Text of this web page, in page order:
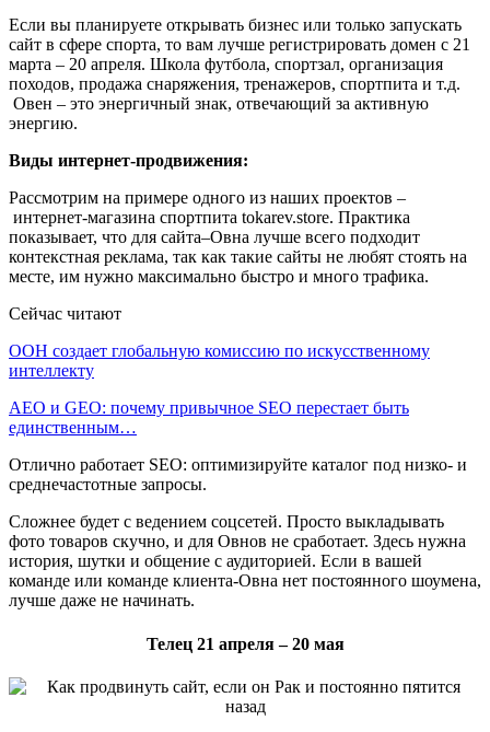
Если вы планируете открывать бизнес или только запускать
сайт в сфере спорта, то вам лучше регистрировать домен с 21
марта – 20 апреля. Школа футбола, спортзал, организация
походов, продажа снаряжения, тренажеров, спортпита и т.д.
Овен – это энергичный знак, отвечающий за активную
энергию.
Виды интернет-продвижения:
Рассмотрим на примере одного из наших проектов –
интернет-магазина спортпита tokarev.store. Практика
показывает, что для сайта–Овна лучше всего подходит
контекстная реклама, так как такие сайты не любят стоять на
месте, им нужно максимально быстро и много трафика.
Сейчас читают
ООН создает глобальную комиссию по искусственному
интеллекту
AEO и GEO: почему привычное SEO перестает быть
единственным…
Отлично работает SEO: оптимизируйте каталог под низко- и
среднечастотные запросы.
Сложнее будет с ведением соцсетей. Просто выкладывать
фото товаров скучно, и для Овнов не сработает. Здесь нужна
история, шутки и общение с аудиторией. Если в вашей
команде или команде клиента-Овна нет постоянного шоумена,
лучше даже не начинать.
Телец 21 апреля – 20 мая